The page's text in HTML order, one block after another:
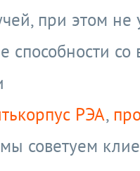
при этом не
способности
РЭА,
советуем